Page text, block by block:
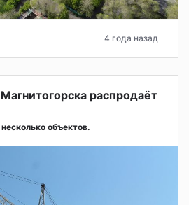
4 года назад
распродаёт
объектов.